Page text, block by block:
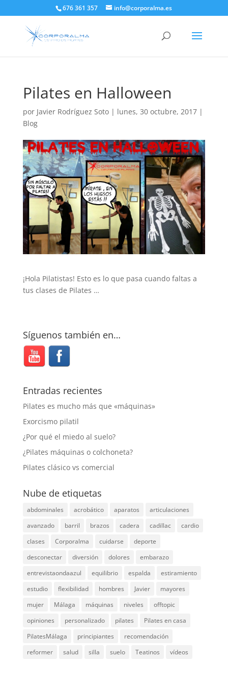
676 361 357 info@corporalma.es
Pilates en Halloween
por Javier Rodríguez Soto| lunes, 30 octubre, 2017|
Blog
¡Hola Pilatistas! Esto es lo que pasa cuando faltas a
tus clases de Pilates …
Síguenos también en…
Entradas recientes
Pilates es mucho más que «máquinas»
Exorcismo pilatil
¿Por qué el miedo al suelo?
¿Pilates máquinas o colchoneta?
Pilates clásico vs comercial
Nube de etiquetas
abdominales acrobático aparatos
articulaciones
avanzado
barril brazos cadera cadillac
cardio
clases
Corporalma cuidarse
deporte
desconectar
diversión dolores
embarazo
entrevistaondaazul
equilibrio espalda
estiramiento
estudio
flexibilidad hombres Javier
mayores
mujer
Málaga máquinas niveles
offtopic
opiniones
personalizado pilates
Pilates en casa
PilatesMálaga
principiantes
recomendación
reformer
salud silla suelo Teatinos vídeos